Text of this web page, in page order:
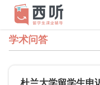
学术问答
杜兰大学留学生申